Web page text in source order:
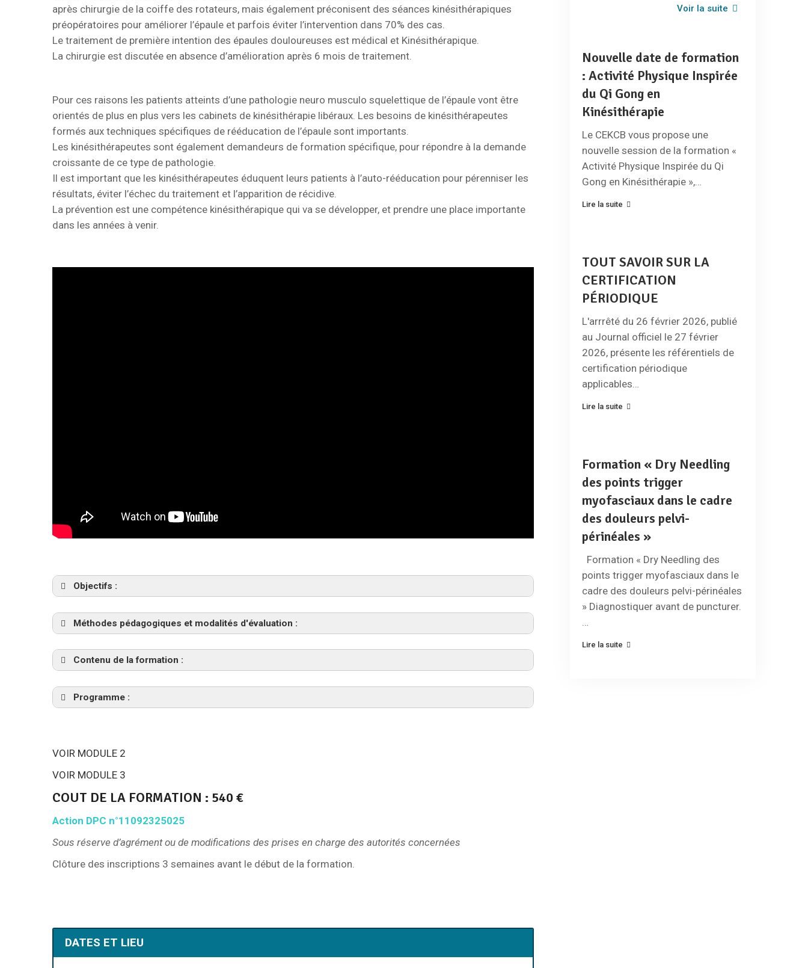
après chirurgie de la coiffe des rotateurs, mais également préconisent des séances kinésithérapiques
préopératoires pour améliorer l’épaule et parfois éviter l’intervention dans 70% des cas.
Le traitement de première intention des épaules douloureuses est médical et Kinésithérapique.
La chirurgie est discutée en absence d’amélioration après 6 mois de traitement.
Pour ces raisons les patients atteints d’une pathologie neuro musculo squelettique de l’épaule vont être
orientés de plus en plus vers les cabinets de kinésithérapie libéraux. Les besoins de kinésithérapeutes
formés aux techniques spécifiques de rééducation de l’épaule sont importants.
Les kinésithérapeutes sont également demandeurs de formation spécifique, pour répondre à la demande
croissante de ce type de pathologie.
Il est important que les kinésithérapeutes éduquent leurs patients à l’auto-rééducation pour pérenniser les
résultats, éviter l’échec du traitement et l’apparition de récidive.
La prévention est une compétence kinésithérapique qui va se développer, et prendre une place importante
dans les années à venir.
Objectifs :
Méthodes pédagogiques et modalités d'évaluation :
Echange sur le résultat des EPP initiales
Face à face pédagogique d’enseignement cognitif
Contenu de la formation :
Programme :
VOIR MODULE 2
VOIR MODULE 3
COUT DE LA FORMATION : 540 €
Action DPC n°11092325025
Sous réserve d’agrément ou de modifications des prises en charge des autorités concernées
Clôture des inscriptions 3 semaines avant le début de la formation.
DATES ET LIEU
Voir la suite
Nouvelle date de formation
: Activité Physique Inspirée
du Qi Gong en
Kinésithérapie
Le CEKCB vous propose une
nouvelle session de la formation «
Activité Physique Inspirée du Qi
Gong en Kinésithérapie »,…
Lire la suite
TOUT SAVOIR SUR LA
CERTIFICATION
PÉRIODIQUE
L'arrrêté du 26 février 2026, publié
au Journal officiel le 27 février
2026, présente les référentiels de
certification périodique
applicables…
Lire la suite
Formation « Dry Needling
des points trigger
myofasciaux dans le cadre
des douleurs pelvi-
périnéales »
Formation « Dry Needling des
points trigger myofasciaux dans le
cadre des douleurs pelvi-périnéales
» Diagnostiquer avant de puncturer.
…
Lire la suite